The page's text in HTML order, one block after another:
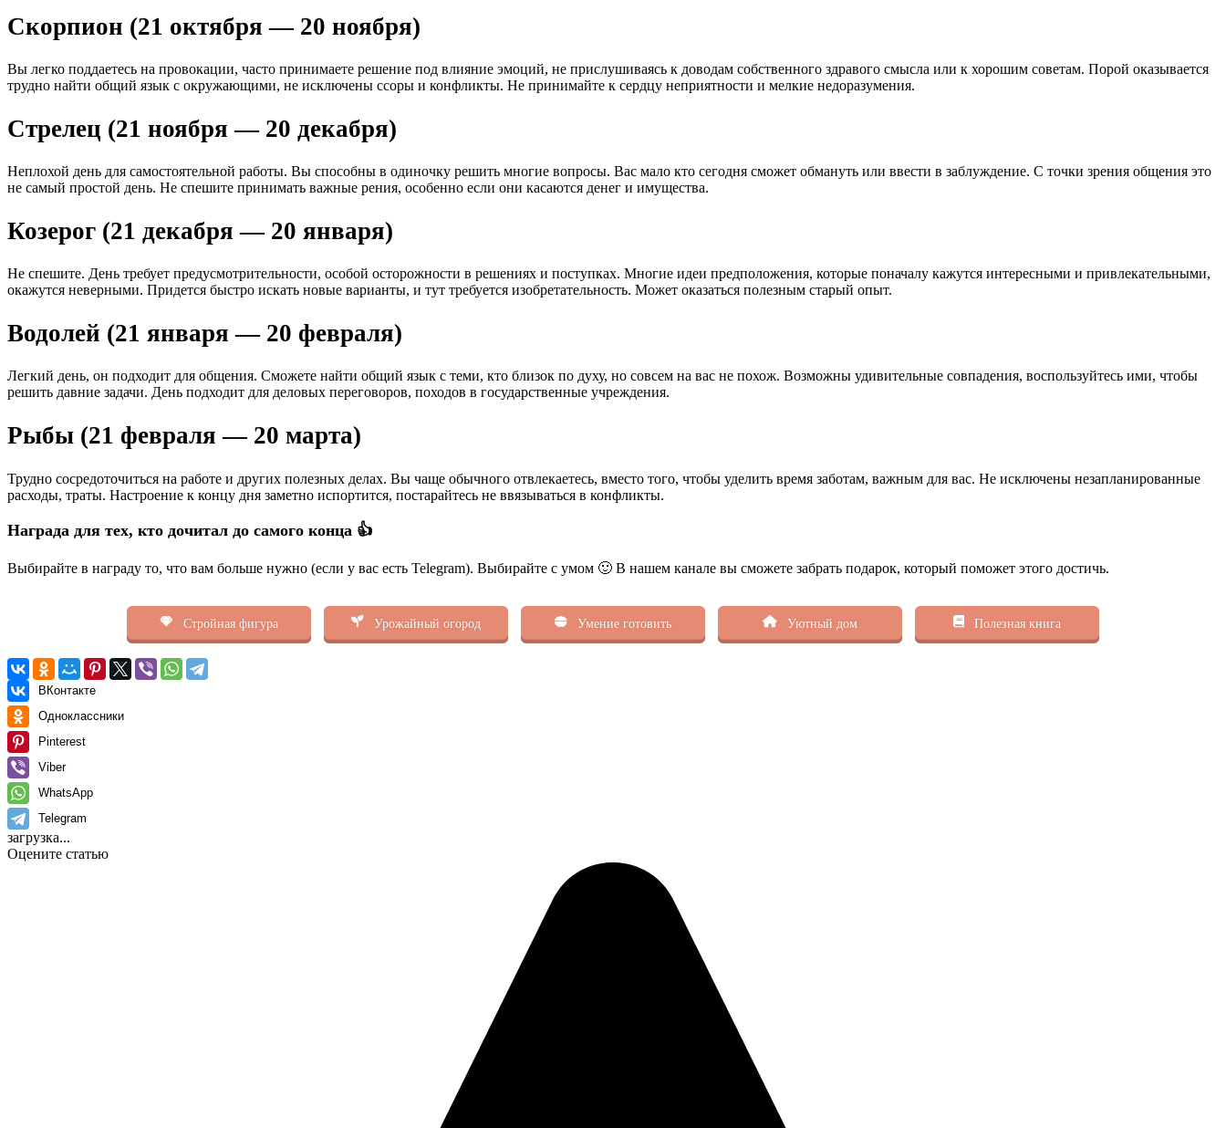
Скорпион (21 октября — 20 ноября)
Вы легко поддаетесь на провокации, часто принимаете решение под влияние эмоций, не прислушиваясь к доводам собственного здравого смысла или к хорошим советам. Порой оказывается
трудно найти общий язык с окружающими, не исключены ссоры и конфликты. Не принимайте к сердцу неприятности и мелкие недоразумения.
Стрелец (21 ноября — 20 декабря)
Неплохой день для самостоятельной работы. Вы способны в одиночку решить многие вопросы. Вас мало кто сегодня сможет обмануть или ввести в заблуждение. С точки зрения общения это
не самый простой день. Не спешите принимать важные рения, особенно если они касаются денег и имущества.
Козерог (21 декабря — 20 января)
Не спешите. День требует предусмотрительности, особой осторожности в решениях и поступках. Многие идеи предположения, которые поначалу кажутся интересными и привлекательными,
окажутся неверными. Придется быстро искать новые варианты, и тут требуется изобретательность. Может оказаться полезным старый опыт.
Водолей (21 января — 20 февраля)
Легкий день, он подходит для общения. Сможете найти общий язык с теми, кто близок по духу, но совсем на вас не похож. Возможны удивительные совпадения, воспользуйтесь ими, чтобы
решить давние задачи. День подходит для деловых переговоров, походов в государственные учреждения.
Рыбы (21 февраля — 20 марта)
Трудно сосредоточиться на работе и других полезных делах. Вы чаще обычного отвлекаетесь, вместо того, чтобы уделить время заботам, важным для вас. Не исключены незапланированные
расходы, траты. Настроение к концу дня заметно испортится, постарайтесь не ввязываться в конфликты.
Награда для тех, кто дочитал до самого конца 👍
Выбирайте в награду то, что вам больше нужно (если у вас есть Telegram). Выбирайте с умом 🙂 В нашем канале вы сможете забрать подарок, который поможет этого достичь.
Стройная фигура Урожайный огород Умение готовить Уютный дом Полезная книга
ВКонтакте
Одноклассники
Pinterest
Viber
WhatsApp
Telegram
загрузка...
Оцените статью